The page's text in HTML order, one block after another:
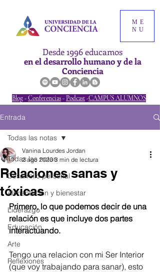
Desde 1996 educamos
en el desarrollo humano y de la
Conciencia
ME
NU
Blog-Conferencias-Podcast-CAMPUS ALUMNOS
Entrada
Todas las notas
Desarrollo personal
Alimentación y bienestar
Liderazgo
Educación
Arte
Reflexiones
Todas las notas
Relaciones sanas y
tóxicas
Vanina Lourdes Jordan
2 ago 2020 3 min de lectura
Primero, lo que podemos decir de una
relación es que incluye dos partes
interactuando.
Tengo una relacion con mi Ser Interior
(que voy trabajando para sanar), esto